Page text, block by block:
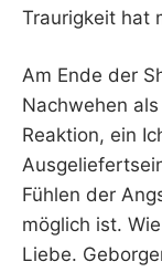
Traurigkeit hat
Am Ende der
Nachwehen
Reaktion, ein
Fühlen der
möglich ist.
Liebe.